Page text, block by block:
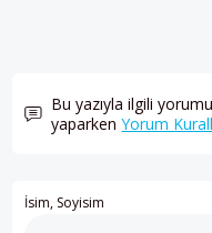
Bu yazıyla ilgili
yaparkenYorum
İsim, Soyisim